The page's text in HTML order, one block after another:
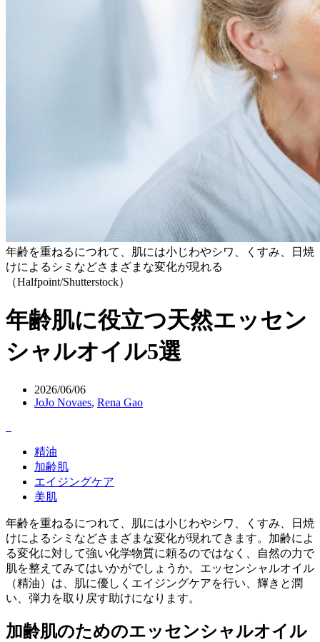
年齢を重ねるにつれて、肌には小じわやシワ、くすみ、日焼
けによるシミなどさまざまな変化が現れる
（Halfpoint/Shutterstock）
年齢肌に役立つ天然エッセン
シャルオイル5選
2026/06/06
JoJo Novaes, Rena Gao
精油
加齢肌
エイジングケア
美肌
年齢を重ねるにつれて、肌には小じわやシワ、くすみ、日焼
けによるシミなどさまざまな変化が現れてきます。加齢によ
る変化に対して強い化学物質に頼るのではなく、自然の力で
肌を整えてみてはいかがでしょうか。エッセンシャルオイル
（精油）は、肌に優しくエイジングケアを行い、輝きと潤
い、弾力を取り戻す助けになります。
加齢肌のためのエッセンシャルオイル